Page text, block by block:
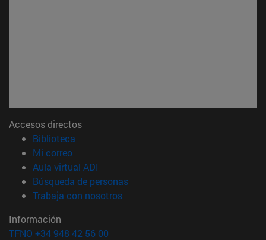
Accesos directos
Biblioteca
Mi correo(abre en nueva ventana)
Aula virtual ADI
Búsqueda de personas(abre en nueva ventana)
Trabaja con nosotros(abre en nueva ventana)
Información
TFNO +34 948 42 56 00